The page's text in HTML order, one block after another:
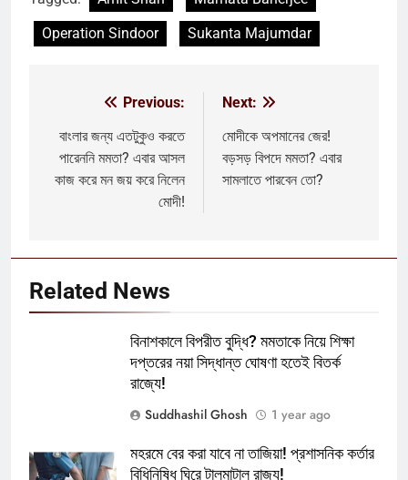
Operation Sindoor
Sukanta Majumdar
navigation
Previous:
বাংলার জন্য এতটুকুও করতে
পারেননি মমতা? এবার আসল
কাজ করে মন জয় করে নিলেন
মোদী!
Next:
মোদীকে অপমানের জের!
বড়সড় বিপদে মমতা? এবার
সামলাতে পারবেন তো?
Related News
বিনাশকালে বিপরীত বুদ্ধি? মমতাকে নিয়ে শিক্ষা
দপ্তরের নয়া সিদ্ধান্ত ঘোষণা হতেই বিতর্ক
রাজ্যে!
Suddhashil Ghosh
1 year ago
মহরমে বের করা যাবে না তাজিয়া! প্রশাসনিক কর্তার
বিধিনিষিধ ঘিরে টালমাটাল রাজ্য!